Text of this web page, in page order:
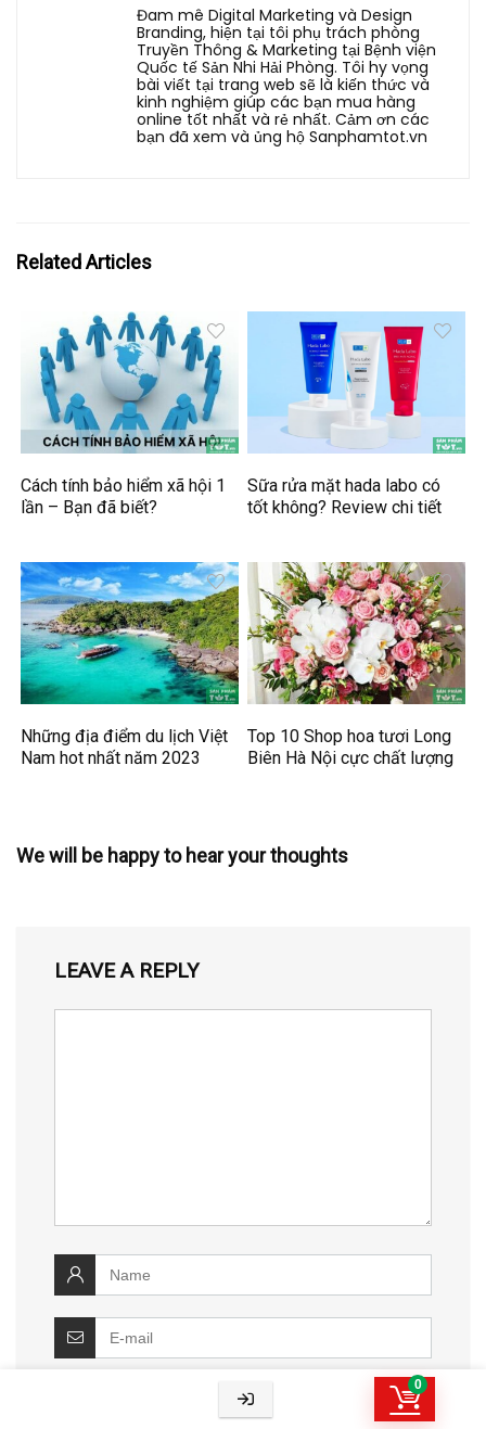
0
Đam mê Digital Marketing và Design
Branding, hiện tại tôi phụ trách phòng
Truyền Thông & Marketing tại Bệnh viện
Quốc tế Sản Nhi Hải Phòng. Tôi hy vọng
bài viết tại trang web sẽ là kiến thức và
kinh nghiệm giúp các bạn mua hàng
online tốt nhất và rẻ nhất. Cảm ơn các
bạn đã xem và ủng hộ Sanphamtot.vn
Related Articles
Cách tính bảo hiểm xã hội 1
lần – Bạn đã biết?
Sữa rửa mặt hada labo có
tốt không? Review chi tiết
Những địa điểm du lịch Việt
Nam hot nhất năm 2023
Top 10 Shop hoa tươi Long
Biên Hà Nội cực chất lượng
We will be happy to hear your thoughts
LEAVE A REPLY
Save my name, email, and website in this
browser for the next time I comment.